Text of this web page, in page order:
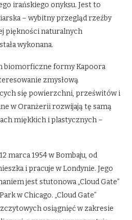
irańskiego onyksu. Jest to
– wybitny przegląd rzeźby
piękności naturalnych
wykonana.
biomorficzne formy Kapoora
zmysłową
się powierzchni, prześwitów i
w Oranżerii rozwijają tę samą
miękkich i plastycznych –
marca 1954 w Bombaju, od
i pracuje w Londynie. Jego
jest stutonowa „Cloud Gate”
w Chicago. „Cloud Gate”
osiągnięć w zakresie